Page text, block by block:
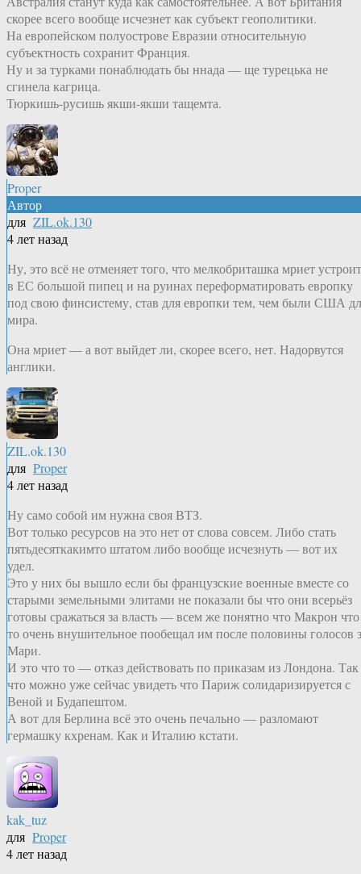
скорее всего вообще исчезнет как субъект геополитики.
На европейском полуострове Евразии относительную
субъектность сохранит Франция.
Ну и за турками понаблюдать бы ннада — ще турецька не
сгинела кагрица.
Тюркишь-русишь якши-якши тащемта.
Proper
Автор
для ZIL.ok.130
4 лет назад
Ну, это всё не отменяет того, что мелкобриташка мриет
в ЕС большой пипец и на руинах переформатировать европку
под свою финсистему, став для европки тем, чем были США
мира.
Она мриет — а вот выйдет ли, скорее всего, нет. Надорвутся
англики.
ZIL.ok.130
для Proper
4 лет назад
Ну само собой им нужна своя ВТЗ.
Вот только ресурсов на это нет от слова совсем. Либо стать
пятьдесяткакимто штатом либо вообще исчезнуть — вот их
удел.
Это у них бы вышло если бы французские военные вместе со
старыми земельными элитами не показали бы что они всерьёз
готовы сражаться за власть — всем же понятно что Макрон что
то очень внушительное пообещал им после половины голосов
Мари.
И это что то — отказ действовать по приказам из Лондона. Так
что можно уже сейчас увидеть что Париж солидаризируется с
Веной и Будапештом.
А вот для Берлина всё это очень печально — разломают
гермашку кхренам. Как и Италию кстати.
kak_tuz
для Proper
4 лет назад